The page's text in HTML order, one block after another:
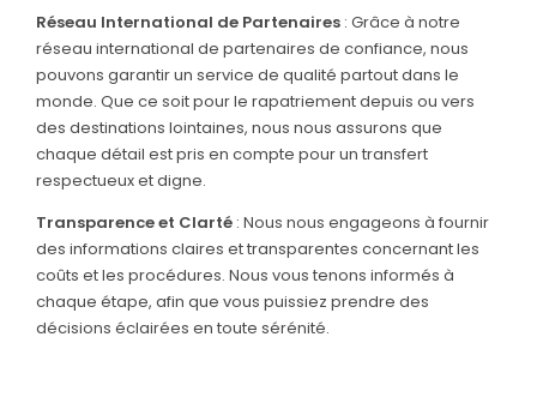
Réseau International de Partenaires : Grâce à notre
réseau international de partenaires de confiance, nous
pouvons garantir un service de qualité partout dans le
monde. Que ce soit pour le rapatriement depuis ou vers
des destinations lointaines, nous nous assurons que
chaque détail est pris en compte pour un transfert
respectueux et digne.
Transparence et Clarté : Nous nous engageons à fournir
des informations claires et transparentes concernant les
coûts et les procédures. Nous vous tenons informés à
chaque étape, afin que vous puissiez prendre des
décisions éclairées en toute sérénité.